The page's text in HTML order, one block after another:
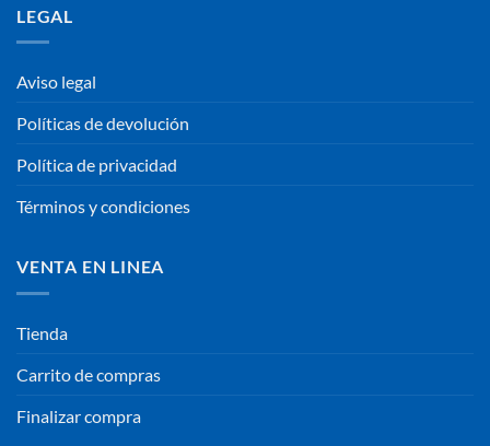
LEGAL
Aviso legal
Políticas de devolución
Política de privacidad
Términos y condiciones
VENTA EN LINEA
Tienda
Carrito de compras
Finalizar compra